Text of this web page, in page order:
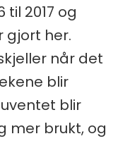
til 2017 og
gjort her.
når det
blir
uventet blir
mer brukt, og